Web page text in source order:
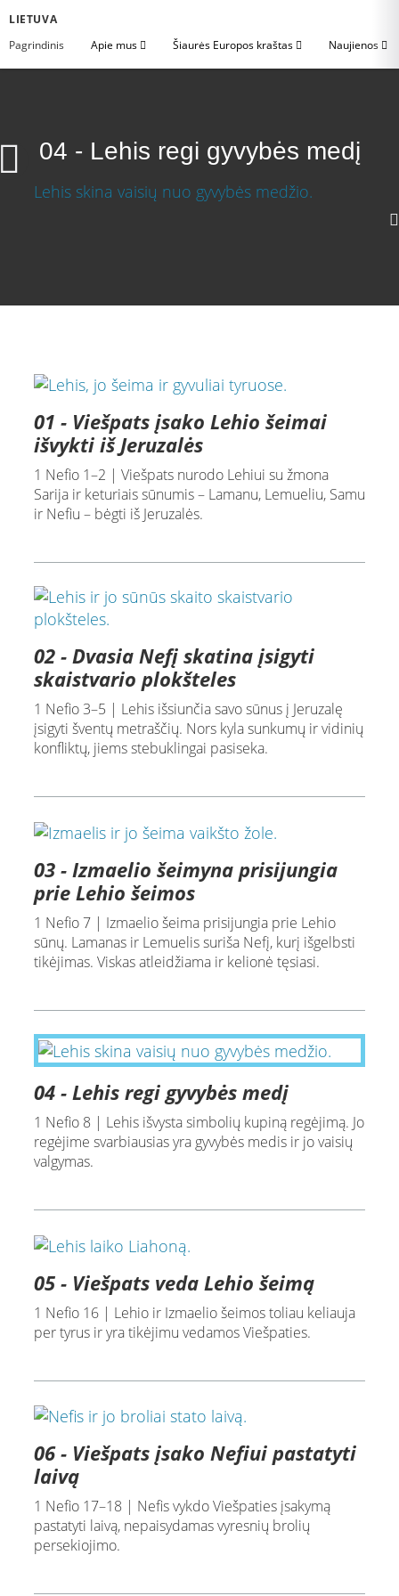
LIETUVA
Pagrindinis
Apie mus Šiaurės Europos kraštas Naujienos
04 - Lehis regi gyvybės medį
01 - Viešpats įsako Lehio šeimai
išvykti iš Jeruzalės
1 Nefio 1–2 | Viešpats nurodo Lehiui su žmona
Sarija ir keturiais sūnumis – Lamanu, Lemueliu, Samu
ir Nefiu – bėgti iš Jeruzalės.
02 - Dvasia Nefį skatina įsigyti
skaistvario plokšteles
1 Nefio 3–5 | Lehis išsiunčia savo sūnus į Jeruzalę
įsigyti šventų metraščių. Nors kyla sunkumų ir vidinių
konfliktų, jiems stebuklingai pasiseka.
03 - Izmaelio šeimyna prisijungia
prie Lehio šeimos
1 Nefio 7 | Izmaelio šeima prisijungia prie Lehio
sūnų. Lamanas ir Lemuelis suriša Nefį, kurį išgelbsti
tikėjimas. Viskas atleidžiama ir kelionė tęsiasi.
04 - Lehis regi gyvybės medį
1 Nefio 8 | Lehis išvysta simbolių kupiną regėjimą. Jo
regėjime svarbiausias yra gyvybės medis ir jo vaisių
valgymas.
05 - Viešpats veda Lehio šeimą
1 Nefio 16 | Lehio ir Izmaelio šeimos toliau keliauja
per tyrus ir yra tikėjimu vedamos Viešpaties.
06 - Viešpats įsako Nefiui pastatyti
laivą
1 Nefio 17–18 | Nefis vykdo Viešpaties įsakymą
pastatyti laivą, nepaisydamas vyresnių brolių
persekiojimo.